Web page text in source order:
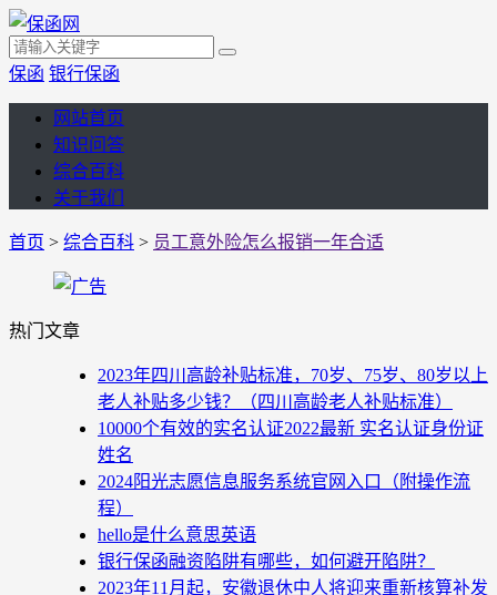
保函 银行保函
网站首页
知识问答
综合百科
关于我们
首页 > 综合百科 > 员工意外险怎么报销一年合适
热门文章
2023年四川高龄补贴标准，70岁、75岁、80岁以上
老人补贴多少钱？（四川高龄老人补贴标准）
10000个有效的实名认证2022最新 实名认证身份证
姓名
2024阳光志愿信息服务系统官网入口（附操作流
程）
hello是什么意思英语
银行保函融资陷阱有哪些，如何避开陷阱？
2023年11月起，安徽退休中人将迎来重新核算补发